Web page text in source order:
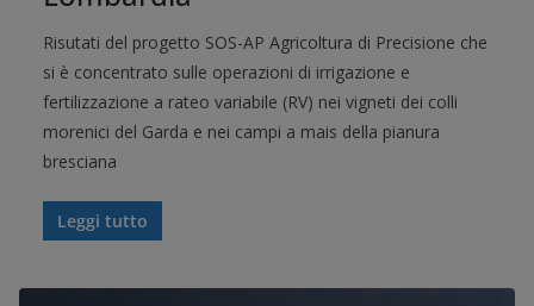
Risutati del progetto SOS-AP Agricoltura di Precisione che
si è concentrato sulle operazioni di irrigazione e
fertilizzazione a rateo variabile (RV) nei vigneti dei colli
morenici del Garda e nei campi a mais della pianura
bresciana
Leggi tutto